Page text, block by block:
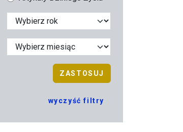
ZASTOSUJ
wyczyść filtry